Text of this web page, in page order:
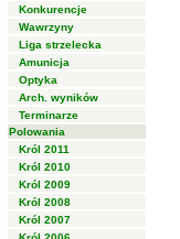
Konkurencje
Wawrzyny
Liga strzelecka
Amunicja
Optyka
Arch. wyników
Terminarze
Polowania
Król 2011
Król 2010
Król 2009
Król 2008
Król 2007